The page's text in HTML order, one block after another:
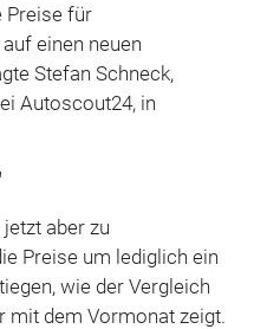
Preise für
einen neuen
Stefan Schneck,
Autoscout24, in
aber zu
Preise um lediglich ein
wie der Vergleich
mit dem Vormonat zeigt.